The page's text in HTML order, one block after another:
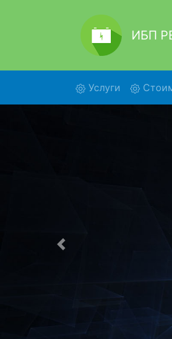
ИБП
Услуги (current)
Предыдущая